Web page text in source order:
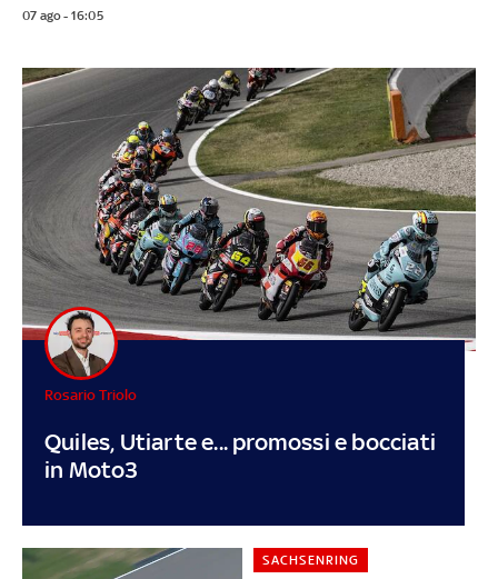
07 ago - 16:05
Quiles, Utiarte e... promossi e bocciati
in Moto3
Rosario Triolo
SACHSENRING